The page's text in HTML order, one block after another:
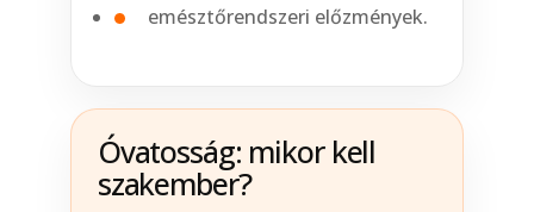
emésztőrendszeri előzmények.
Óvatosság: mikor kell
szakember?